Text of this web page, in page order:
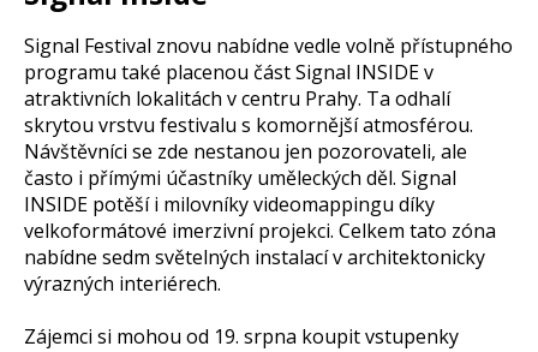
Signal Festival znovu nabídne vedle volně přístupného
programu také placenou část Signal INSIDE v
atraktivních lokalitách v centru Prahy. Ta odhalí
skrytou vrstvu festivalu s komornější atmosférou.
Návštěvníci se zde nestanou jen pozorovateli, ale
často i přímými účastníky uměleckých děl. Signal
INSIDE potěší i milovníky videomappingu díky
velkoformátové imerzivní projekci. Celkem tato zóna
nabídne sedm světelných instalací v architektonicky
výrazných interiérech.
Zájemci si mohou od 19. srpna koupit vstupenky